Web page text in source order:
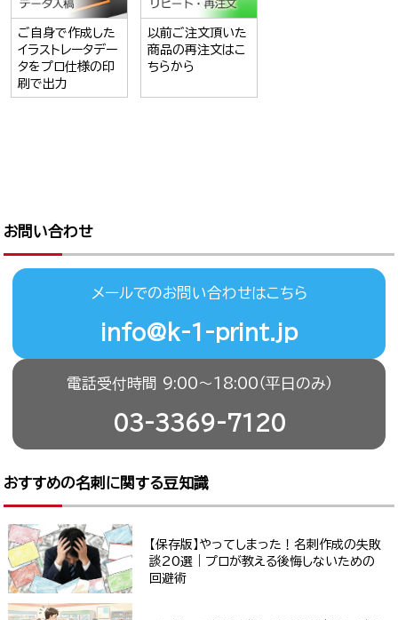
ご自身で作成した
イラストレータデー
タをプロ仕様の印
刷で出力
以前ご注文頂いた
商品の再注文はこ
ちらから
お問い合わせ
メールでのお問い合わせはこちら
info@k-1-print.jp
電話受付時間 9:00〜18:00（平日のみ）
03-3369-7120
おすすめの名刺に関する豆知識
【保存版】やってしまった！名刺作成の失敗
談20選｜プロが教える後悔しないための
回避術